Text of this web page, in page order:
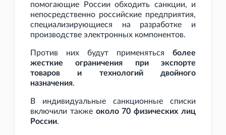
помогающие России обходить санкции, и
непосредственно российские предприятия,
специализирующиеся на разработке и
производстве электронных компонентов.
Против них будут применяться более
жесткие ограничения при экспорте
товаров и технологий двойного
назначения.
В индивидуальные санкционные списки
включили также около 70 физических лиц
России.